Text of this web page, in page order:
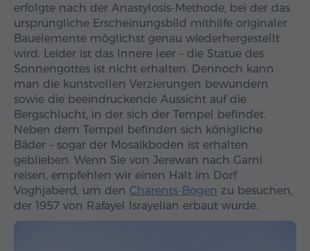
erfolgte nach der Anastylosis-Methode, bei der das
ursprüngliche Erscheinungsbild mithilfe originaler
Bauelemente möglichst genau wiederhergestellt
wird. Leider ist das Innere leer – die Statue des
Sonnengottes ist nicht erhalten. Dennoch kann
man die kunstvollen Verzierungen bewundern
sowie die beeindruckende Aussicht auf die
Bergschlucht, in der sich der Tempel befindet.
Neben dem Tempel befinden sich königliche
Bäder – sogar der Mosaikboden ist erhalten
geblieben. Wenn Sie von Jerewan nach Garni
reisen, empfehlen wir einen Halt im Dorf
Voghjaberd, um den Charents-Bogen zu besuchen,
der 1957 von Rafayel Israyelian erbaut wurde.